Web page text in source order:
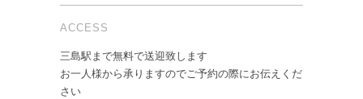
ACCESS
三島駅まで無料で送迎致します
お一人様から承りますのでご予約の際にお伝えくだ
さい